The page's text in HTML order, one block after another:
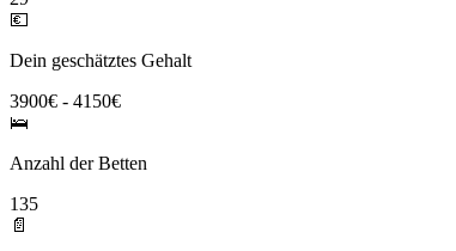
💶
Dein geschätztes Gehalt
3900€ - 4150€
🛌
Anzahl der Betten
135
📄